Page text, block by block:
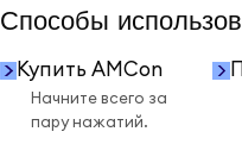
Способы
Купить AMCon
Начните всего за
пару нажатий.